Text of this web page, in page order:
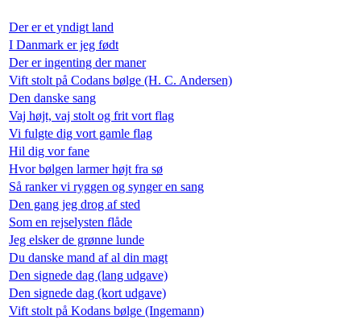
Der er et yndigt land
I Danmark er jeg født
Der er ingenting der maner
Vift stolt på Codans bølge (H. C. Andersen)
Den danske sang
Vaj højt, vaj stolt og frit vort flag
Vi fulgte dig vort gamle flag
Hil dig vor fane
Hvor bølgen larmer højt fra sø
Så ranker vi ryggen og synger en sang
Den gang jeg drog af sted
Som en rejselysten flåde
Jeg elsker de grønne lunde
Du danske mand af al din magt
Den signede dag (lang udgave)
Den signede dag (kort udgave)
Vift stolt på Kodans bølge (Ingemann)